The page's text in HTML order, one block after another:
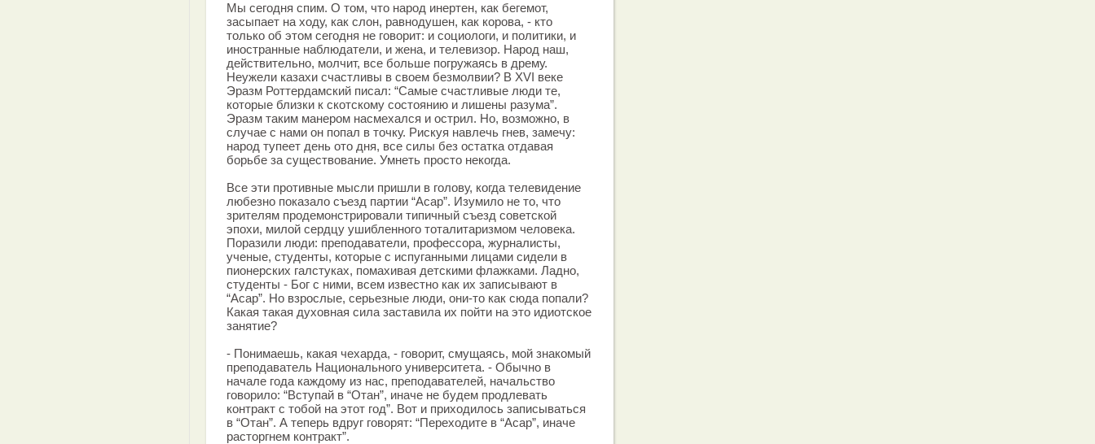
Мы сегодня спим. О том, что народ инертен, как бегемот,
засыпает на ходу, как слон, равнодушен, как корова, - кто
только об этом сегодня не говорит: и социологи, и политики, и
иностранные наблюдатели, и жена, и телевизор. Народ наш,
действительно, молчит, все больше погружаясь в дрему.
Неужели казахи счастливы в своем безмолвии? В XVI веке
Эразм Роттердамский писал: “Самые счастливые люди те,
которые близки к скотскому состоянию и лишены разума”.
Эразм таким манером насмехался и острил. Но, возможно, в
случае с нами он попал в точку. Рискуя навлечь гнев, замечу:
народ тупеет день ото дня, все силы без остатка отдавая
борьбе за существование. Умнеть просто некогда.
Все эти противные мысли пришли в голову, когда телевидение
любезно показало съезд партии “Асар”. Изумило не то, что
зрителям продемонстрировали типичный съезд советской
эпохи, милой сердцу ушибленного тоталитаризмом человека.
Поразили люди: преподаватели, профессора, журналисты,
ученые, студенты, которые с испуганными лицами сидели в
пионерских галстуках, помахивая детскими флажками. Ладно,
студенты - Бог с ними, всем известно как их записывают в
“Асар”. Но взрослые, серьезные люди, они-то как сюда попали?
Какая такая духовная сила заставила их пойти на это идиотское
занятие?
- Понимаешь, какая чехарда, - говорит, смущаясь, мой знакомый
преподаватель Национального университета. - Обычно в
начале года каждому из нас, преподавателей, начальство
говорило: “Вступай в “Отан”, иначе не будем продлевать
контракт с тобой на этот год”. Вот и приходилось записываться
в “Отан”. А теперь вдруг говорят: “Переходите в “Асар”, иначе
расторгнем контракт”.